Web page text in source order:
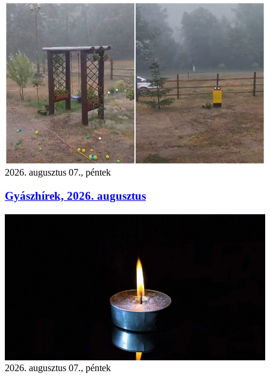
2026. augusztus 07., péntek
Gyászhírek, 2026. augusztus
2026. augusztus 07., péntek